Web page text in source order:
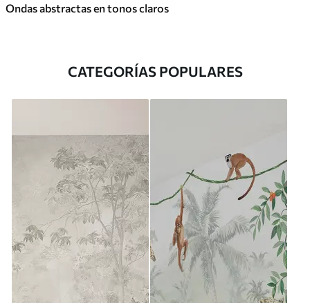
Ondas abstractas en tonos claros
CATEGORÍAS POPULARES